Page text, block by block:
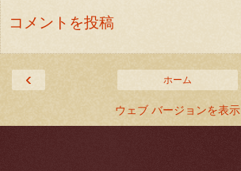
コメントを投稿
‹ ホーム
ウェブ バージョンを表示